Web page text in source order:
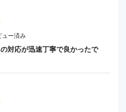
ー済み
対応が迅速丁寧で良かったで